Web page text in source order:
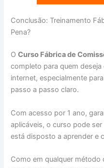
Conclusão: Treinamento
Pena?
OCurso Fábrica de
completo para quem
internet, especialmente
passo a passo claro.
Com acesso por 1 ano,
aplicáveis, o curso pode
está disposto a aprender e
Como em qualquer método